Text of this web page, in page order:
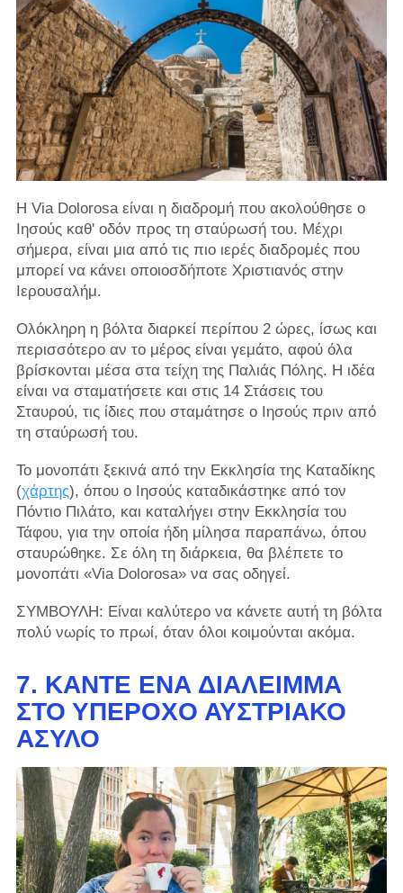
Η Via Dolorosa είναι η διαδρομή που ακολούθησε ο
Ιησούς καθ' οδόν προς τη σταύρωσή του. Μέχρι
σήμερα, είναι μια από τις πιο ιερές διαδρομές που
μπορεί να κάνει οποιοσδήποτε Χριστιανός στην
Ιερουσαλήμ.
Ολόκληρη η βόλτα διαρκεί περίπου 2 ώρες, ίσως και
περισσότερο αν το μέρος είναι γεμάτο, αφού όλα
βρίσκονται μέσα στα τείχη της Παλιάς Πόλης. Η ιδέα
είναι να σταματήσετε και στις 14 Στάσεις του
Σταυρού, τις ίδιες που σταμάτησε ο Ιησούς πριν από
τη σταύρωσή του.
Το μονοπάτι ξεκινά από την Εκκλησία της Καταδίκης
(χάρτης), όπου ο Ιησούς καταδικάστηκε από τον
Πόντιο Πιλάτο, και καταλήγει στην Εκκλησία του
Τάφου, για την οποία ήδη μίλησα παραπάνω, όπου
σταυρώθηκε. Σε όλη τη διάρκεια, θα βλέπετε το
μονοπάτι «Via Dolorosa» να σας οδηγεί.
ΣΥΜΒΟΥΛΗ: Είναι καλύτερο να κάνετε αυτή τη βόλτα
πολύ νωρίς το πρωί, όταν όλοι κοιμούνται ακόμα.
7. ΚΆΝΤΕ ΈΝΑ ΔΙΆΛΕΙΜΜΑ
ΣΤΟ ΥΠΈΡΟΧΟ ΑΥΣΤΡΙΑΚΌ
ΆΣΥΛΟ